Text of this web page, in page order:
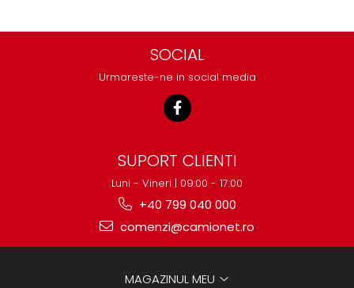
SOCIAL
Urmareste-ne in social media
SUPORT CLIENTI
Luni - Vineri | 09:00 - 17:00
+40 799 040 000
comenzi@camionet.ro
MAGAZINUL MEU